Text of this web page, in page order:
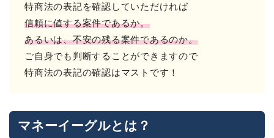
特商法の表記を確認していただければ
信頼に値する案件であるか。
あるいは、不安の残る案件であるのか。
ご自身でも判断することができますので
特商法の表記の確認はマストです！
マネーイーグルとは？